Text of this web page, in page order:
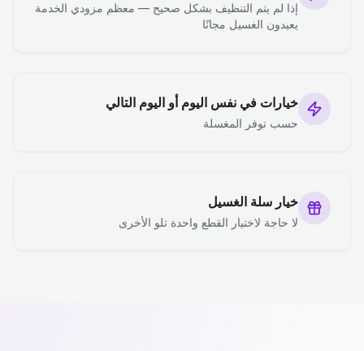
إذا لم يتم التنظيف بشكل صحيح — معظم مزودي الخدمة
يعيدون الغسيل مجانًا
خيارات في نفس اليوم أو اليوم التالي
حسب توفر المغسلة
خيار سلة الغسيل
لا حاجة لاختيار القطع واحدة تلو الأخرى